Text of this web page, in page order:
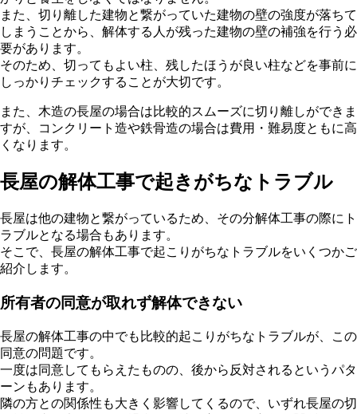
また、切り離した建物と繋がっていた建物の壁の強度が落ちて
しまうことから、解体する人が残った建物の壁の補強を行う必
要があります。
そのため、切ってもよい柱、残したほうが良い柱などを事前に
しっかりチェックすることが大切です。
また、木造の長屋の場合は比較的スムーズに切り離しができま
すが、コンクリート造や鉄骨造の場合は費用・難易度ともに高
くなります。
長屋の解体工事で起きがちなトラブル
長屋は他の建物と繋がっているため、その分解体工事の際にト
ラブルとなる場合もあります。
そこで、長屋の解体工事で起こりがちなトラブルをいくつかご
紹介します。
所有者の同意が取れず解体できない
長屋の解体工事の中でも比較的起こりがちなトラブルが、この
同意の問題です。
一度は同意してもらえたものの、後から反対されるというパタ
ーンもあります。
隣の方との関係性も大きく影響してくるので、いずれ長屋の切